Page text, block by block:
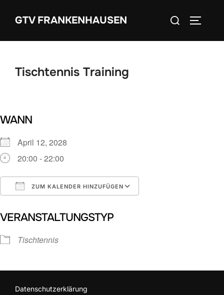
InhaltGTV FRANKENHAUSEN
Suchen
Tischtennis Training
WANN
April 12, 2028
20:00 - 22:00
ZUM KALENDER HINZUFÜGEN
VERANSTALTUNGSTYP
Tischtennis
Datenschutzerklärung